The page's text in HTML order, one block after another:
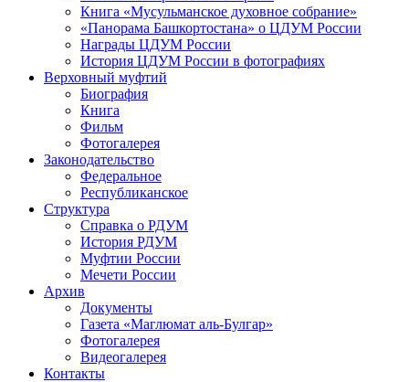
Книга «Мусульманское духовное собрание»
«Панорама Башкортостана» о ЦДУМ России
Награды ЦДУМ России
История ЦДУМ России в фотографиях
Верховный муфтий
Биография
Книга
Фильм
Фотогалерея
Законодательство
Федеральное
Республиканское
Структура
Справка о РДУМ
История РДУМ
Муфтии России
Мечети России
Архив
Документы
Газета «Маглюмат аль-Булгар»
Фотогалерея
Видеогалерея
Контакты